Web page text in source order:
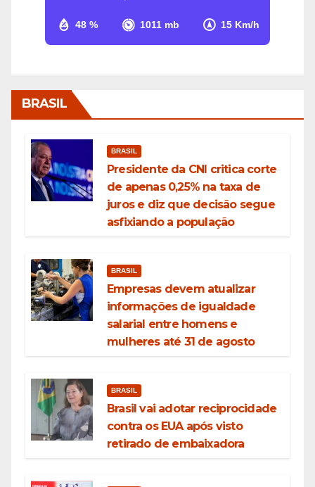
48 % 1011 mb 15 Km/h
BRASIL
BRASIL
Presidente da CNI critica corte
de apenas 0,25% na taxa de
juros e diz que decisão segue
asfixiando a população
BRASIL
Empresas devem atualizar
informações de igualdade
salarial entre homens e
mulheres até 31 de agosto
BRASIL
Brasil vai adotar reciprocidade
contra os EUA após visto
retirado de embaixadora